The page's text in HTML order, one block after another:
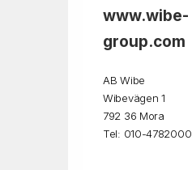
www.wibe-
group.com
AB Wibe
Wibevägen 1
792 36 Mora
Tel: 010-4782000